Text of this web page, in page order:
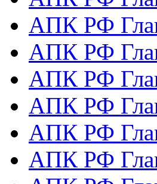
АПК РФ
АПК РФ
АПК РФ
АПК РФ
АПК РФ
АПК РФ